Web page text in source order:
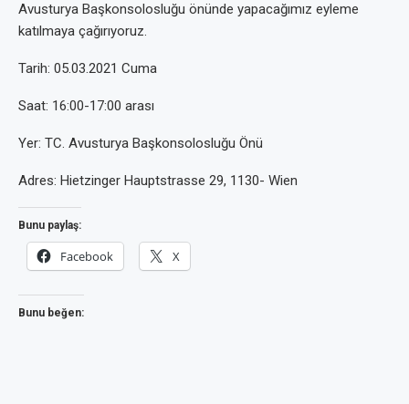
Avusturya Başkonsolosluğu önünde yapacağımız eyleme
katılmaya çağırıyoruz.
Tarih: 05.03.2021 Cuma
Saat: 16:00-17:00 arası
Yer: TC. Avusturya Başkonsolosluğu Önü
Adres: Hietzinger Hauptstrasse 29, 1130- Wien
Bunu paylaş:
Facebook X
Bunu beğen: